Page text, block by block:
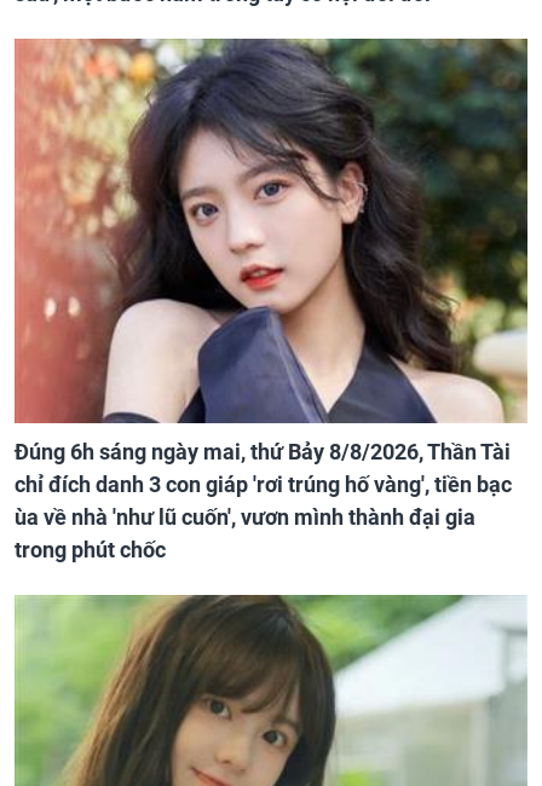
Đúng 6h sáng ngày mai, thứ Bảy 8/8/2026, Thần Tài
chỉ đích danh 3 con giáp 'rơi trúng hố vàng', tiền bạc
ùa về nhà 'như lũ cuốn', vươn mình thành đại gia
trong phút chốc